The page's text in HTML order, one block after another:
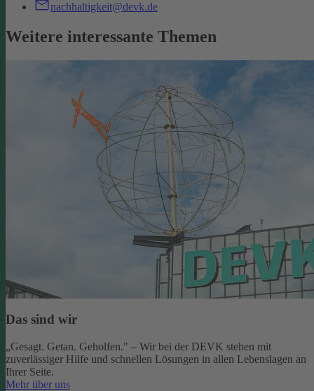
nachhaltigkeit@devk.de
Weitere interessante Themen
Das sind wir
„Gesagt. Getan. Geholfen." – Wir bei der DEVK stehen mit
zuverlässiger Hilfe und schnellen Lösungen in allen Lebenslagen an
Ihrer Seite.
Mehr über uns